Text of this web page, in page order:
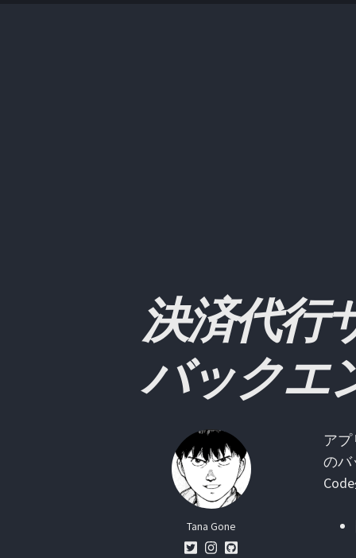
決済代行
バックエ
Tana Gone
ア
のバ